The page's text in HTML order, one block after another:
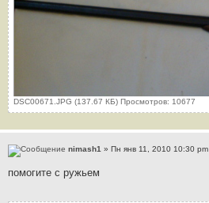
DSC00671.JPG (137.67 КБ) Просмотров: 10677
nimash1 » Пн янв 11, 2010 10:30 pm
помогите с ружьем